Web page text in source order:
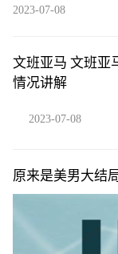
2023-07-08
文班亚马 文班亚
情况讲解
2023-07-08
原来是美男大结